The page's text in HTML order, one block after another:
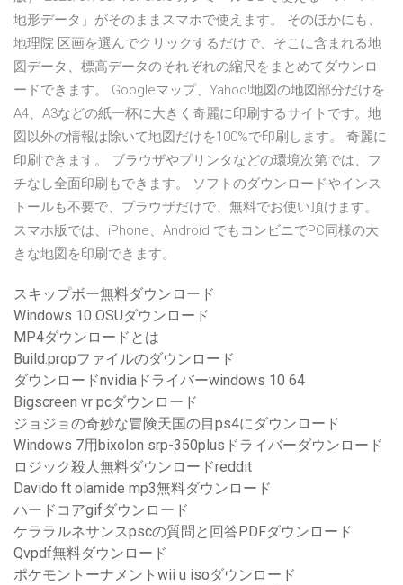
地形データ」がそのままスマホで使えます。 そのほかにも、
地理院 区画を選んでクリックするだけで、そこに含まれる地
図データ、標高データのそれぞれの縮尺をまとめてダウンロ
ードできます。 Googleマップ、Yahoo!地図の地図部分だけを
A4、A3などの紙一杯に大きく奇麗に印刷するサイトです。地
図以外の情報は除いて地図だけを100%で印刷します。 奇麗に
印刷できます。 ブラウザやプリンタなどの環境次第では、フ
チなし全面印刷もできます。 ソフトのダウンロードやインス
トールも不要で、ブラウザだけで、無料でお使い頂けます。
スマホ版では、iPhone、Android でもコンビニでPC同様の大
きな地図を印刷できます。
スキップボー無料ダウンロード
Windows 10 OSUダウンロード
MP4ダウンロードとは
Build.propファイルのダウンロード
ダウンロードnvidiaドライバーwindows 10 64
Bigscreen vr pcダウンロード
ジョジョの奇妙な冒険天国の目ps4にダウンロード
Windows 7用bixolon srp-350plusドライバーダウンロード
ロジック殺人無料ダウンロードreddit
Davido ft olamide mp3無料ダウンロード
ハードコアgifダウンロード
ケララルネサンスpscの質問と回答PDFダウンロード
Qvpdf無料ダウンロード
ポケモントーナメントwii u isoダウンロード